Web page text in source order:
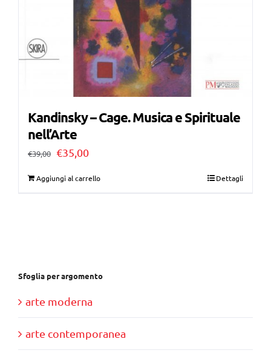
Kandinsky – Cage. Musica e Spirituale
nell’Arte
€39,00 Il
€35,00Il
Aggiungi al carrello Dettagli
Sfoglia per argomento
arte moderna
arte contemporanea